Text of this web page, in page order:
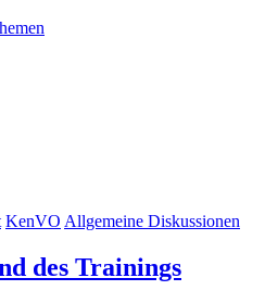
KenVO Allgemeine Diskussionen
des Trainings